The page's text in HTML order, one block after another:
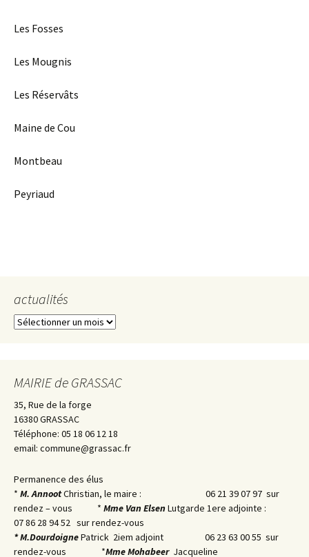
Les Fosses
Les Mougnis
Les Réservâts
Maine de Cou
Montbeau
Peyriaud
actualités
actualités
MAIRIE de GRASSAC
35, Rue de la forge
16380 GRASSAC
Téléphone: 05 18 06 12 18
email: commune@grassac.fr
Permanence des élus
* M. AnnootChristian, le maire : 06 21 39 07 97 sur
rendez – vous * Mme Van ElsenLutgarde 1ere adjointe :
07 86 28 94 52 sur rendez-vous
* M.DourdoignePatrick 2iem adjoint 06 23 63 00 55 sur
rendez-vous *Mme MohabeerJacqueline